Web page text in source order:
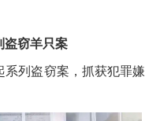
盗窃羊只案
系列盗窃案，抓获犯罪嫌